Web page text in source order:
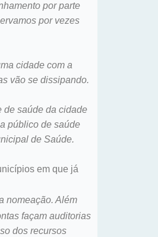
por parte
por vezes
cidade com a
vão se dissipando.
de saúde da cidade
público de saúde
de Saúde.
em que já
nomeação. Além
façam auditorias
dos recursos